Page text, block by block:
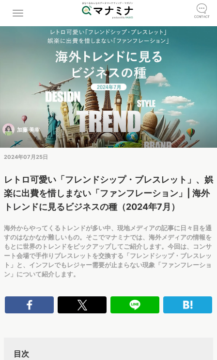
加藤 美幸
2024年07月25日
レトロ可愛い「フレンドシップ・ブレスレット」、娯
楽に出費を惜しまない「ファンフレーション」| 海外
トレンドに見るビジネスの種（2024年7月）
海外からやってくるトレンドが多い中、現地メディアの記事に日々目を通
すのはなかなか難しいもの。そこでマナミナでは、海外メディアの情報を
もとに世界のトレンドをピックアップしてご紹介します。今回は、コンサ
ート会場で手作りブレスレットを交換する「フレンドシップ・ブレスレッ
ト」と、インフレでもレジャー需要が止まらない現象「ファンフレーショ
ン」について紹介します。
目次